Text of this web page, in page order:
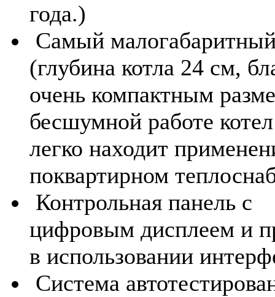
года.)
Самый
(глубина котла 24 см,
очень компактным
бесшумной работе
легко находит
поквартирном
Контрольная панель с
цифровым дисплеем и
в использовании
Система